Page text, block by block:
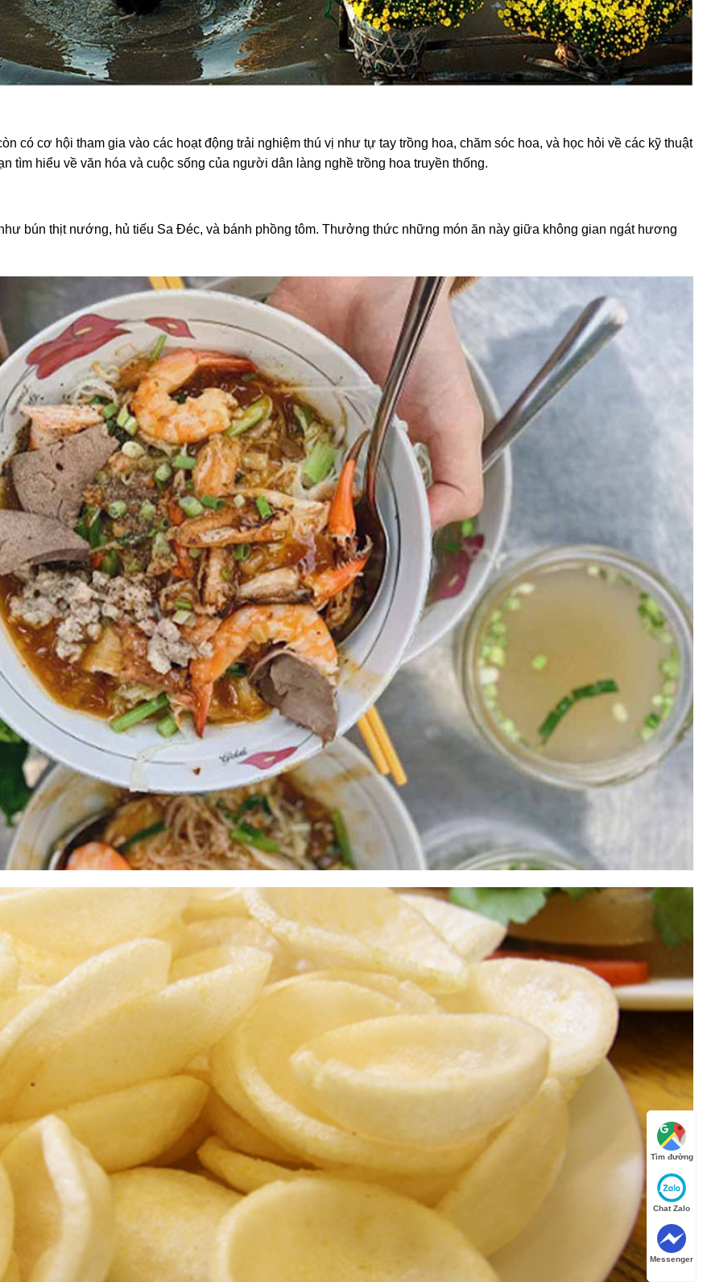
có cơ hội tham gia vào các hoạt động trải nghiệm thú vị như tự tay trồng hoa, chăm sóc hoa, và học hỏi về các kỹ thuật
tìm hiểu về văn hóa và cuộc sống của người dân làng nghề trồng hoa truyền thống.
bún thịt nướng, hủ tiếu Sa Đéc, và bánh phồng tôm. Thưởng thức những món ăn này giữa không gian ngát hương
Tìm đường
Chat Zalo
Messenger